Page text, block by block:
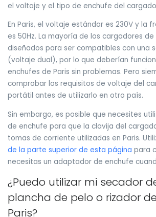
el voltaje y el tipo de enchufe del
En Paris, el voltaje estándar es 230V y la
es 50Hz. La mayoría de los cargadores
diseñados para ser compatibles con una
(voltaje dual), por lo que deberían
enchufes de Paris sin problemas. Pero
comprobar los requisitos de voltaje del
portátil antes de utilizarlo en otro país.
Sin embargo, es posible que necesites
de enchufe para que la clavija del
tomas de corriente utilizadas en Paris.
de la parte superior de esta página para
necesitas un adaptador de enchufe
¿Puedo utilizar mi secador
plancha de pelo o rizador
Paris?